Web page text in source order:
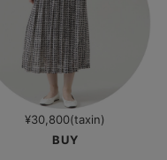
¥30,800(taxin)
BUY